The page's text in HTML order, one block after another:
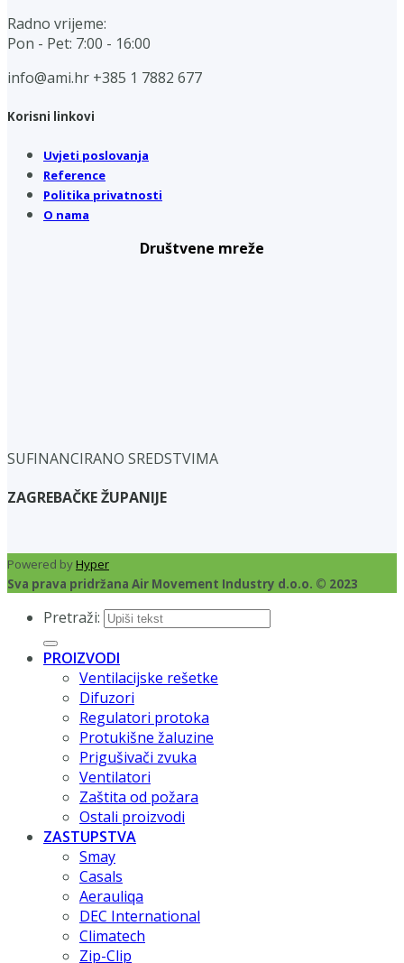
Radno vrijeme:
Pon - Pet: 7:00 - 16:00
info@ami.hr +385 1 7882 677
Korisni linkovi
Uvjeti poslovanja
Reference
Politika privatnosti
O nama
Društvene mreže
SUFINANCIRANO SREDSTVIMA
ZAGREBAČKE ŽUPANIJE
Powered byHyper
Sva prava pridržana Air Movement Industry d.o.o. © 2023
Pretraži:
PROIZVODI
Ventilacijske rešetke
Difuzori
Regulatori protoka
Protukišne žaluzine
Prigušivači zvuka
Ventilatori
Zaštita od požara
Ostali proizvodi
ZASTUPSTVA
Smay
Casals
Aerauliqa
DEC International
Climatech
Zip-Clip